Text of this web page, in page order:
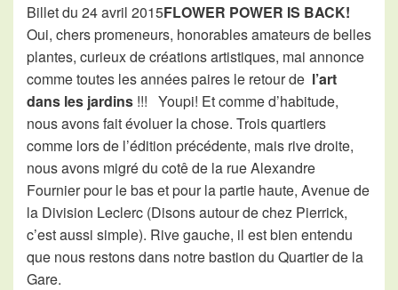
Billet du 24 avril 2015FLOWER POWER IS BACK!
Oui, chers promeneurs, honorables amateurs de belles
plantes, curieux de créations artistiques, mai annonce
comme toutes les années paires le retour de l’art
dans les jardins !!! Youpi! Et comme d’habitude,
nous avons fait évoluer la chose. Trois quartiers
comme lors de l’édition précédente, mais rive droite,
nous avons migré du cotê de la rue Alexandre
Fournier pour le bas et pour la partie haute, Avenue de
la Division Leclerc (Disons autour de chez Pierrick,
c’est aussi simple). Rive gauche, il est bien entendu
que nous restons dans notre bastion du Quartier de la
Gare.